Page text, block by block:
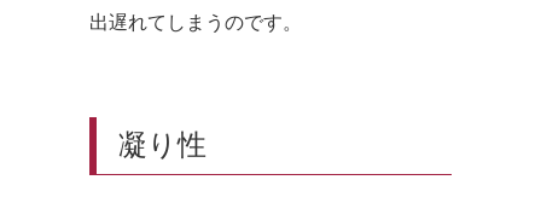
出遅れてしまうのです。
凝り性